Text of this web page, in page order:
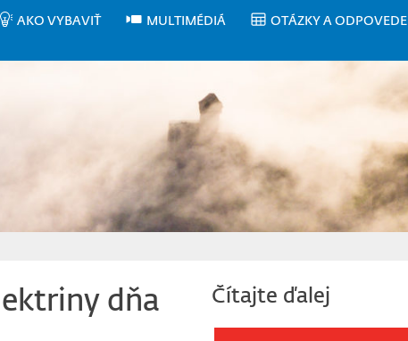
AKO VYBAVIŤ MULTIMÉDIÁ
OTÁZKY A ODPOVEDE
dňa
Čítajte ďalej